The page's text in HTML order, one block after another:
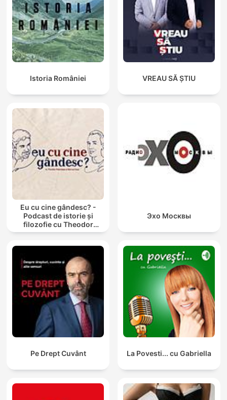
Istoria României VREAU SĂ ȘTIU
Eu cu cine gândesc? -
Podcast de istorie și
filozofie cu Theodor
Paleologu și Răzvan Ioan
Эхо Москвы
Pe Drept Cuvânt La Povesti... cu Gabriella